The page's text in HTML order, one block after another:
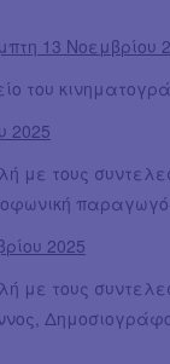
13 Νοεμβρίου
του
2025
με τους
2025
με τους